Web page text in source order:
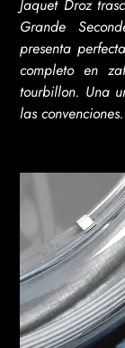
Jaquet Droz
Grande
presenta
completo en
tourbillon. Una
las convenciones.